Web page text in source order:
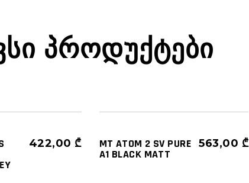
ᲞᲠᲝᲓᲣᲥᲢᲔᲑᲘ
422,00 ₾ MT ATOM 2 SV PURE
A1 BLACK MATT
563,00 ₾